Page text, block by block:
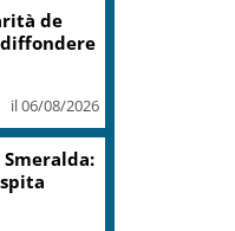
de
diffondere
il 06/08/2026